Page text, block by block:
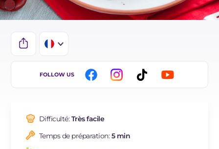
IT
ES
BR
FOLLOW US
Difficulté:Très facile
Temps de préparation:5 min